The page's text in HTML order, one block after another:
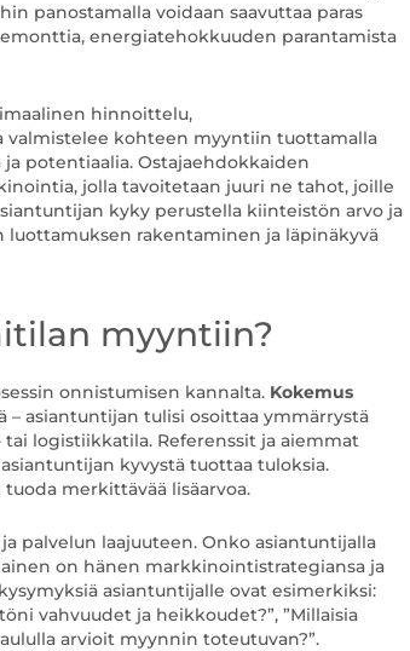
panostamalla voidaan saavuttaa paras
energiatehokkuuden parantamista
hinnoittelu,
kohteen myyntiin tuottamalla
potentiaalia. Ostajaehdokkaiden
jolla tavoitetaan juuri ne tahot, joille
kyky perustella kiinteistön arvo ja
luottamuksen rakentaminen ja läpinäkyvä
myyntiin?
onnistumisen kannalta. Kokemus
– asiantuntijan tulisi osoittaa ymmärrystä
logistiikkatila. Referenssit ja aiemmat
kyvystä tuottaa tuloksia.
merkittävää lisäarvoa.
palvelun laajuuteen. Onko asiantuntijalla
on hänen markkinointistrategiansa ja
asiantuntijalle ovat esimerkiksi:
vahvuudet ja heikkoudet?”, ”Millaisia
arvioit myynnin toteutuvan?”.